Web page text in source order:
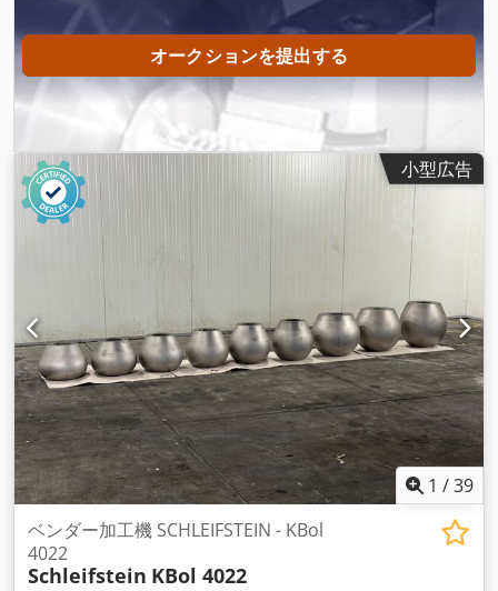
オークションを提出する
小型広告
1 /39
ベンダー加工機 SCHLEIFSTEIN - KBol
4022
Schleifstein KBol 4022